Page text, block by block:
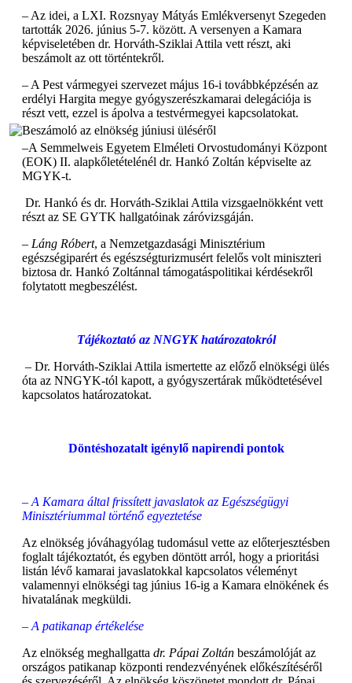
– Az idei, a LXI. Rozsnyay Mátyás Emlékversenyt Szegeden
tartották 2026. június 5-7. között. A versenyen a Kamara
képviseletében dr. Horváth-Sziklai Attila vett részt, aki
beszámolt az ott történtekről.
– A Pest vármegyei szervezet május 16-i továbbképzésén az
erdélyi Hargita megye gyógyszerészkamarai delegációja is
részt vett, ezzel is ápolva a testvérmegyei kapcsolatokat.
–A Semmelweis Egyetem Elméleti Orvostudományi Központ
(EOK) II. alapkőletételénél dr. Hankó Zoltán képviselte az
MGYK-t.
Dr. Hankó és dr. Horváth-Sziklai Attila vizsgaelnökként vett
részt az SE GYTK hallgatóinak záróvizsgáján.
– Láng Róbert, a Nemzetgazdasági Minisztérium
egészségiparért és egészségturizmusért felelős volt miniszteri
biztosa dr. Hankó Zoltánnal támogatáspolitikai kérdésekről
folytatott megbeszélést.
Tájékoztató az NNGYK határozatokról
– Dr. Horváth-Sziklai Attila ismertette az előző elnökségi ülés
óta az NNGYK-tól kapott, a gyógyszertárak működtetésével
kapcsolatos határozatokat.
Döntéshozatalt igénylő napirendi pontok
– A Kamara által frissített javaslatok az Egészségügyi
Minisztériummal történő egyeztetése
Az elnökség jóváhagyólag tudomásul vette az előterjesztésben
foglalt tájékoztatót, és egyben döntött arról, hogy a prioritási
listán lévő kamarai javaslatokkal kapcsolatos véleményt
valamennyi elnökségi tag június 16-ig a Kamara elnökének és
hivatalának megküldi.
– A patikanap értékelése
Az elnökség meghallgatta dr. Pápai Zoltán beszámolóját az
országos patikanap központi rendezvényének előkészítéséről